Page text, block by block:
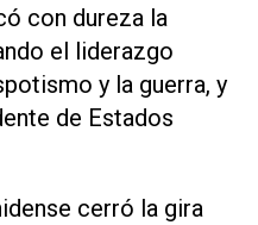
con dureza la
el liderazgo
y la guerra, y
de Estados
cerró la gira